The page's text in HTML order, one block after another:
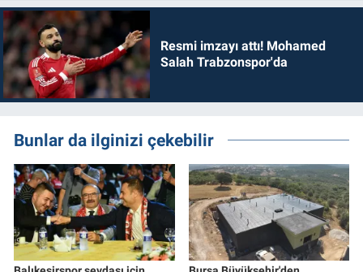
Resmi imzayı attı! Mohamed
Salah Trabzonspor'da
Bunlar da ilginizi çekebilir